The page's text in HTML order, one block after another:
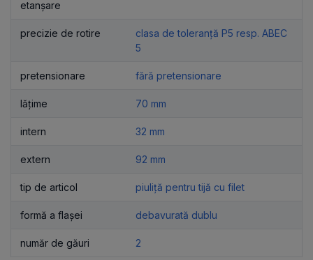
etanșare
precizie de rotire
clasa de toleranță P5 resp. ABEC
5
pretensionare fără pretensionare
lățime 70 mm
intern 32 mm
extern 92 mm
tip de articol piuliță pentru tijă cu filet
formă a flașei debavurată dublu
număr de găuri 2